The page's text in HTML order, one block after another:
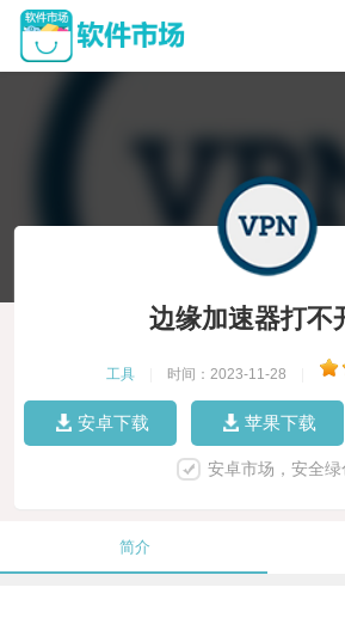
边缘加速器打不
工具 时间：2023-11-28
安卓下载 苹果下载
安卓市场，安全绿
简介